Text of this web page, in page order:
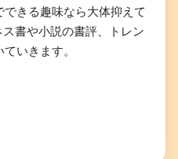
きる趣味なら大体抑えて
書や小説の書評、トレン
いきます。